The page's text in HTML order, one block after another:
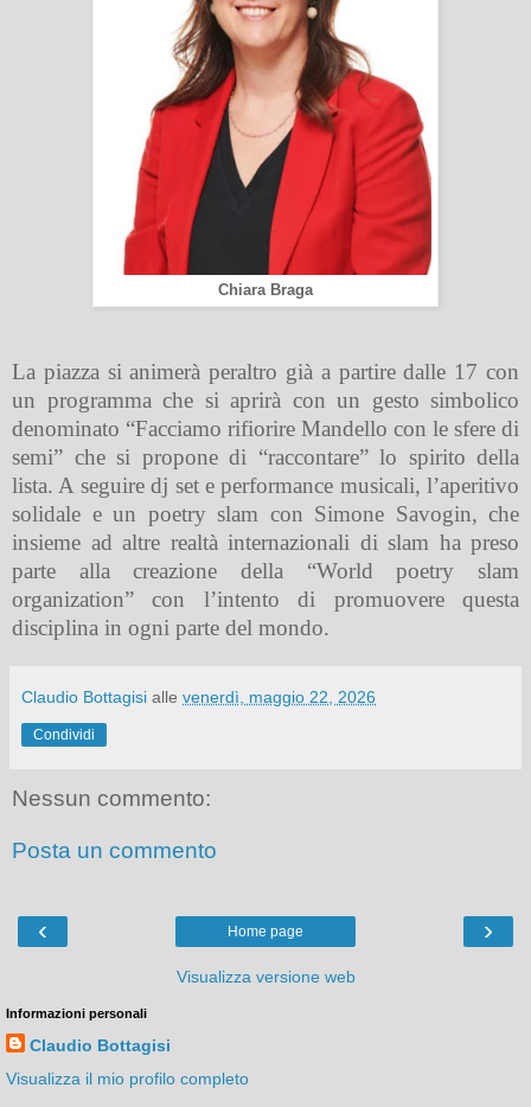
Chiara Braga
La piazza si animerà peraltro già a partire dalle 17 con
un programma che si aprirà con un gesto simbolico
denominato “Facciamo rifiorire Mandello con le sfere di
semi” che si propone di “raccontare” lo spirito della
lista. A seguire dj set e performance musicali, l’aperitivo
solidale e un poetry slam con Simone Savogin, che
insieme ad altre realtà internazionali di slam ha preso
parte alla creazione della “World poetry slam
organization” con l’intento di promuovere questa
disciplina in ogni parte del mondo.
Claudio Bottagisi alle venerdì, maggio 22, 2026
Condividi
Nessun commento:
Posta un commento
‹ ›
Home page
Visualizza versione web
Informazioni personali
Claudio Bottagisi
Visualizza il mio profilo completo